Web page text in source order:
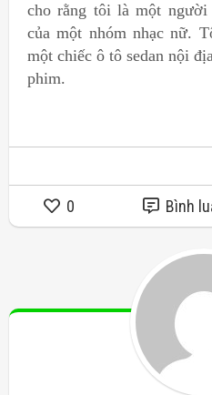
cho rằng tôi là một
của một nhóm nhạc nữ.
một chiếc ô tô sedan nội
phim.
0 Bình